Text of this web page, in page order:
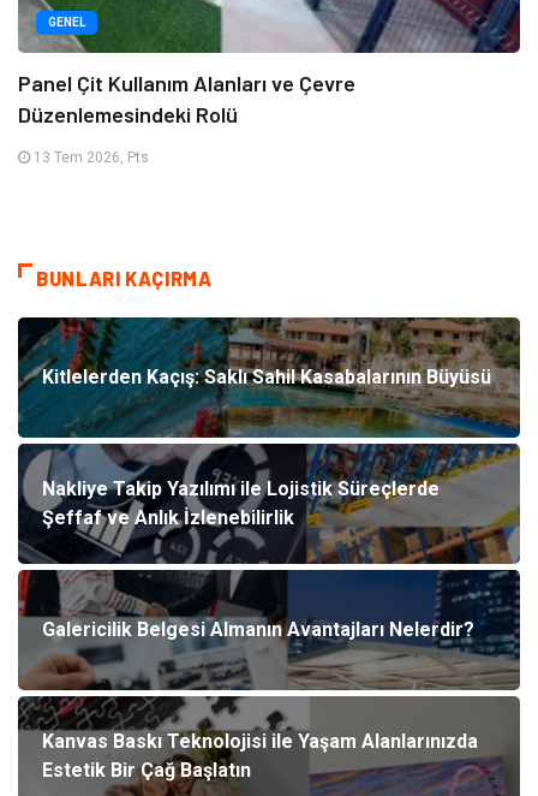
GENEL
Panel Çit Kullanım Alanları ve Çevre
Düzenlemesindeki Rolü
13 Tem 2026, Pts
BUNLARI KAÇIRMA
Kitlelerden Kaçış: Saklı Sahil Kasabalarının Büyüsü
Nakliye Takip Yazılımı ile Lojistik Süreçlerde
Şeffaf ve Anlık İzlenebilirlik
Galericilik Belgesi Almanın Avantajları Nelerdir?
Kanvas Baskı Teknolojisi ile Yaşam Alanlarınızda
Estetik Bir Çağ Başlatın